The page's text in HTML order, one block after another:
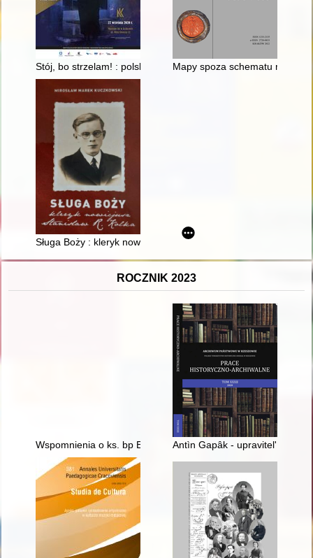
Stój, bo strzelam! : polskie kompanie wartownicze w
Mapy spoza schematu
Sługa Boży : kleryk nowicjusz Stanisław R. Kolka
ROCZNIK 2023
Wspomnienia o ks. bp Edwardzie SamseluAntìn Gapâk - upravitelʹ